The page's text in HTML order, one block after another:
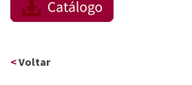
<Voltar